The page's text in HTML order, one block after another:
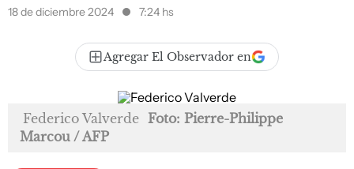
18 de diciembre 2024 7:24 hs
Agregar El Observador en
Federico Valverde Foto: Pierre-Philippe
Marcou / AFP